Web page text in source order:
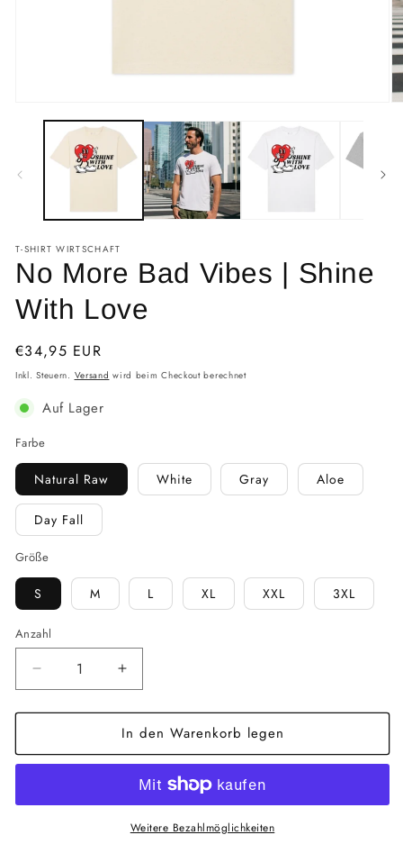
T-SHIRT WIRTSCHAFT
No More Bad Vibes | Shine
With Love
Normaler
Preis
€34,95 EUR
Inkl. Steuern. Versand wird beim Checkout berechnet
Auf Lager
Farbe
Natural Raw White Gray Aloe
Day Fall
Größe
S M L XL XXL 3XL
Anzahl
Verringere
die
Menge
No
Vibes
Erhöhe
die
Menge
für
No
Bad
Vibes
In den Warenkorb legen
Weitere Bezahlmöglichkeiten